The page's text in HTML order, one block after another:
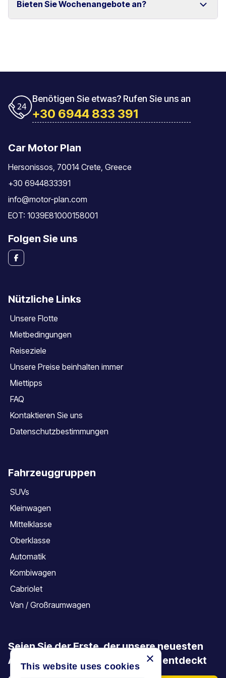
und Rethymno.
Das Fahrzeug muss mit der gleichen Tankfüllung
Bieten Sie Wochenangebote an?
Benötigen Sie etwas? Rufen Sie uns an
+30 6944 833 391
Car Motor Plan
Hersonissos, 70014 Crete, Greece
+30 6944833391
info@motor-plan.com
EOT: 1039E81000158001
Folgen Sie uns
Nützliche Links
Unsere Flotte
Mietbedingungen
Reiseziele
Unsere Preise beinhalten immer
Miettipps
FAQ
Kontaktieren Sie uns
Datenschutzbestimmungen
Fahrzeuggruppen
SUVs
Kleinwagen
Mittelklasse
Oberklasse
Automatik
Kombiwagen
Cabriolet
Van / Großraumwagen
Seien Sie der Erste, der unsere neuesten
Angebote, Aktionen und Artikel entdeckt
×
This website uses cookies